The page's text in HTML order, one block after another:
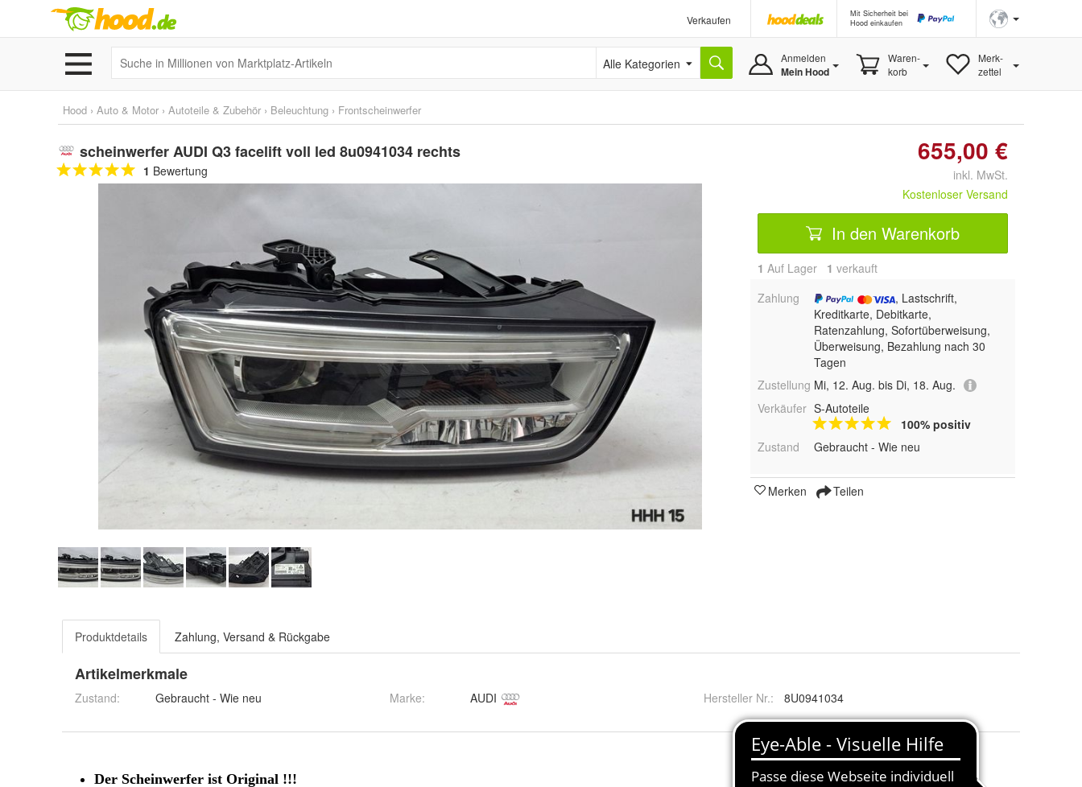
Verkaufen
Mit Sicherheit bei
Hood einkaufen
Alle Kategorien Anmelden
Mein Hood
Waren-
korb
Merk-
zettel
Hood › Auto & Motor › Autoteile & Zubehör › Beleuchtung › Frontscheinwerfer
scheinwerfer AUDI Q3 facelift voll led 8u0941034 rechts
1 Bewertung
655,00 €
inkl. MwSt.
Kostenloser Versand
In den Warenkorb
1 Auf Lager 1 verkauft
Zahlung
, Lastschrift,
Kreditkarte, Debitkarte,
Ratenzahlung, Sofortüberweisung,
Überweisung, Bezahlung nach 30
Tagen
Zustellung Mi, 12. Aug. bis Di, 18. Aug.
Verkäufer S-Autoteile
100% positiv
Zustand
Gebraucht - Wie neu
Merken Teilen
Produktdetails Zahlung, Versand & Rückgabe
Artikelmerkmale
Zustand: Gebraucht - Wie neu Marke: AUDI Hersteller Nr.: 8U0941034